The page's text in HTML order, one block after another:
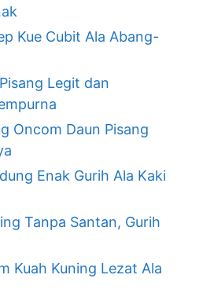
Kue Cubit Ala Abang-
Legit dan
Oncom Daun Pisang
Enak Gurih Ala Kaki
Tanpa Santan, Gurih
Kuah Kuning Lezat Ala